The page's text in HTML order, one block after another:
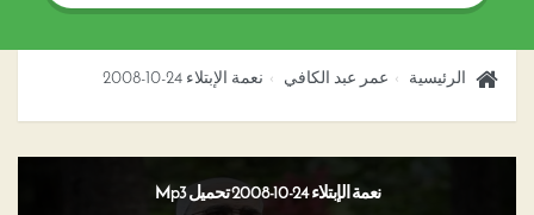
الرئيسية عمر عبد الكافي نعمة الإبتلاء 24-10-2008
نعمة الإبتلاء 24-10-2008 تحميل Mp3